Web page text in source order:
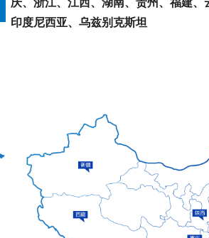
庆、浙江、江西、湖南、贵州、福建、
印度尼西亚、乌兹别克斯坦